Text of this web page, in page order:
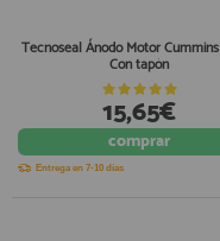
Tecnoseal Ánodo Motor
Con tapón
15,65€
comprar
Entrega en 7-10 días